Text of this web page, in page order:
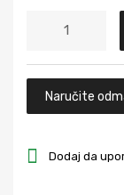
Naručite
Dodaj da